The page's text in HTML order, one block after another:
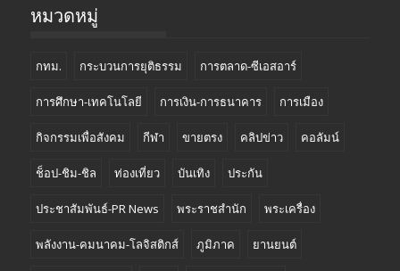
หมวดหมู่
กทม. กระบวนการยุติธรรม การตลาด-ซีเอสอาร์
การศึกษา-เทคโนโลยี การเงิน-การธนาคาร การเมือง
กิจกรรมเพื่อสังคม กีฬา ขายตรง คลิปข่าว คอลัมน์
ช็อป-ชิม-ชิล ท่องเที่ยว บันเทิง ประกัน
ประชาสัมพันธ์-PR News พระราชสำนัก พระเครื่อง
พลังงาน-คมนาคม-โลจิสติกส์ ภูมิภาค ยานยนต์